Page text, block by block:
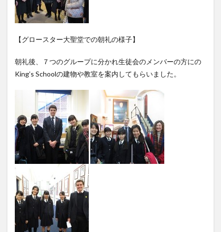
【グロースター大聖堂での朝礼の様子】
朝礼後、７つのグループに分かれ生徒会のメンバーの方にの
King’s Schoolの建物や教室を案内してもらいました。